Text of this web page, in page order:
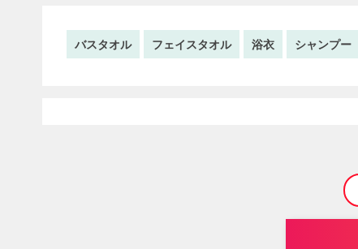
バスタオル フェイスタオル 浴衣 シャンプー